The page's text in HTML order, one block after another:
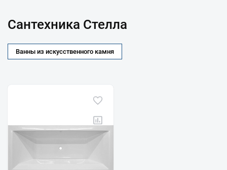
Сантехника Стелла
Ванны из искусственного камня